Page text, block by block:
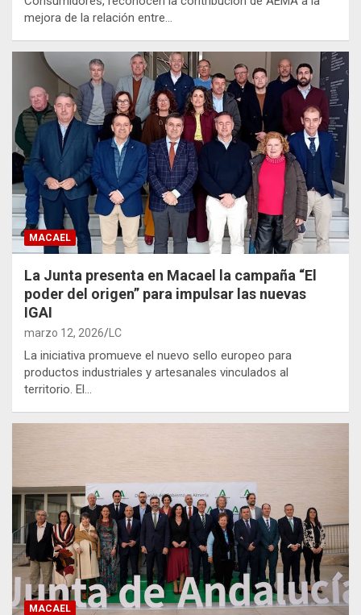
mejora de la relación entre…
MACAEL
La Junta presenta en Macael la campaña “El
poder del origen” para impulsar las nuevas
IGAI
marzo 12, 2026 LC
La iniciativa promueve el nuevo sello europeo para
productos industriales y artesanales vinculados al
territorio. El…
MACAEL